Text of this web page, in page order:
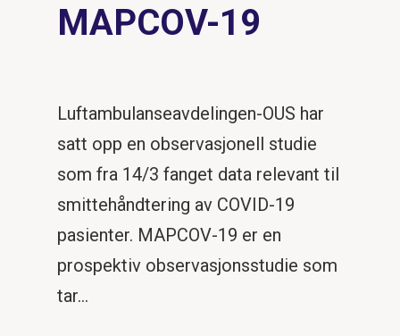
MAPCOV-19
Luftambulanseavdelingen-OUS har
satt opp en observasjonell studie
som fra 14/3 fanget data relevant til
smittehåndtering av COVID-19
pasienter. MAPCOV-19 er en
prospektiv observasjonsstudie som
tar…